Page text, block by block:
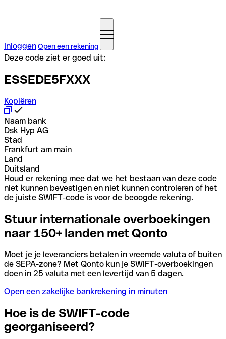
InloggenOpen een rekening
Deze code ziet er goed uit:
ESSEDE5FXXX
Kopiëren
Naam bank
Dsk Hyp AG
Stad
Frankfurt am main
Land
Duitsland
Houd er rekening mee dat we het bestaan van deze code
niet kunnen bevestigen en niet kunnen controleren of het
de juiste SWIFT-code is voor de beoogde rekening.
Stuur internationale overboekingen
naar 150+ landen met Qonto
Moet je je leveranciers betalen in vreemde valuta of buiten
de SEPA-zone? Met Qonto kun je SWIFT-overboekingen
doen in 25 valuta met een levertijd van 5 dagen.
Open een zakelijke bankrekening in minuten
Hoe is de SWIFT-code
georganiseerd?